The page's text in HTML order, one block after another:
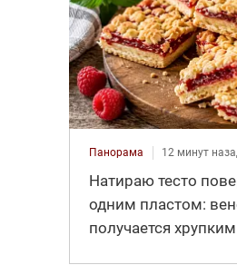
Панорама 12 минут
Натираю тесто
одним пластом:
получается